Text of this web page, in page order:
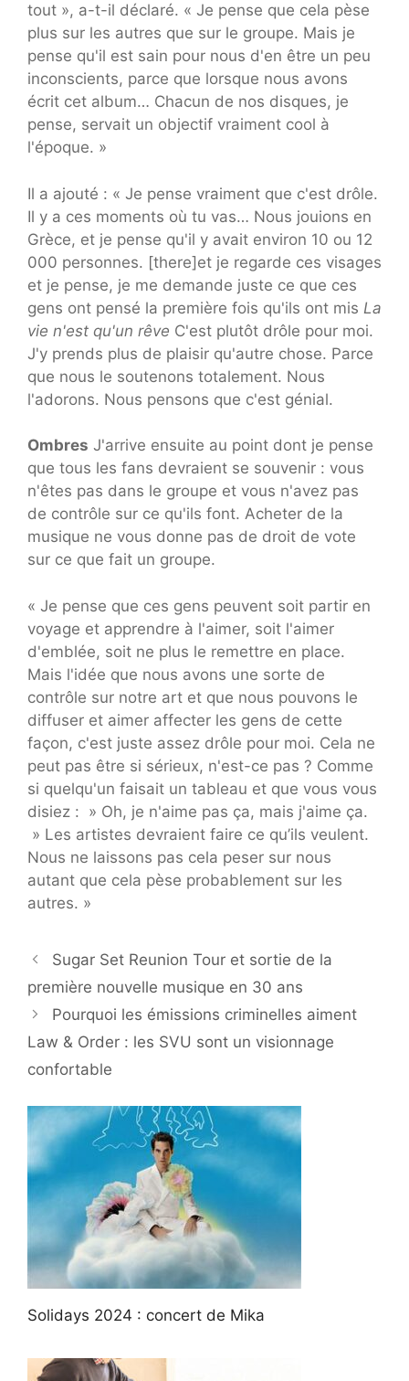
tout », a-t-il déclaré. « Je pense que cela pèse
plus sur les autres que sur le groupe. Mais je
pense qu'il est sain pour nous d'en être un peu
inconscients, parce que lorsque nous avons
écrit cet album… Chacun de nos disques, je
pense, servait un objectif vraiment cool à
l'époque. »
Il a ajouté : « Je pense vraiment que c'est drôle.
Il y a ces moments où tu vas… Nous jouions en
Grèce, et je pense qu'il y avait environ 10 ou 12
000 personnes. [there]et je regarde ces visages
et je pense, je me demande juste ce que ces
gens ont pensé la première fois qu'ils ont mis La
vie n'est qu'un rêve C'est plutôt drôle pour moi.
J'y prends plus de plaisir qu'autre chose. Parce
que nous le soutenons totalement. Nous
l'adorons. Nous pensons que c'est génial.
Ombres J'arrive ensuite au point dont je pense
que tous les fans devraient se souvenir : vous
n'êtes pas dans le groupe et vous n'avez pas
de contrôle sur ce qu'ils font. Acheter de la
musique ne vous donne pas de droit de vote
sur ce que fait un groupe.
« Je pense que ces gens peuvent soit partir en
voyage et apprendre à l'aimer, soit l'aimer
d'emblée, soit ne plus le remettre en place.
Mais l'idée que nous avons une sorte de
contrôle sur notre art et que nous pouvons le
diffuser et aimer affecter les gens de cette
façon, c'est juste assez drôle pour moi. Cela ne
peut pas être si sérieux, n'est-ce pas ? Comme
si quelqu'un faisait un tableau et que vous vous
disiez : » Oh, je n'aime pas ça, mais j'aime ça.
» Les artistes devraient faire ce qu’ils veulent.
Nous ne laissons pas cela peser sur nous
autant que cela pèse probablement sur les
autres. »
Sugar Set Reunion Tour et sortie de la
première nouvelle musique en 30 ans
Pourquoi les émissions criminelles aiment
Law & Order : les SVU sont un visionnage
confortable
Solidays 2024 : concert de Mika